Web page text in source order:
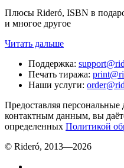
Плюсы Rideró, ISBN в
и многое другое
Читать дальше
Поддержка:
Печать тиража:
Наши услуги:
Предоставляя
контактным данным, вы
определенных Политикой
© Rideró, 2013—2026